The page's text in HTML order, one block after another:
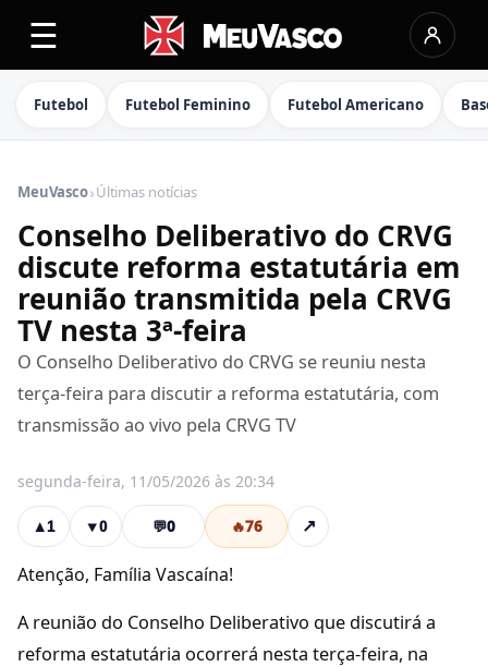
☰
Futebol Futebol Feminino Futebol Americano
MeuVasco›Últimas notícias
Conselho Deliberativo do CRVG
discute reforma estatutária em
reunião transmitida pela CRVG
TV nesta 3ª-feira
O Conselho Deliberativo do CRVG se reuniu nesta
terça-feira para discutir a reforma estatutária, com
transmissão ao vivo pela CRVG TV
segunda-feira, 11/05/2026 às 20:34
▲1 ▼0 💬0 🔥76 ↗
Atenção, Família Vascaína!
A reunião do Conselho Deliberativo que discutirá a
reforma estatutária ocorrerá nesta terça-feira, na